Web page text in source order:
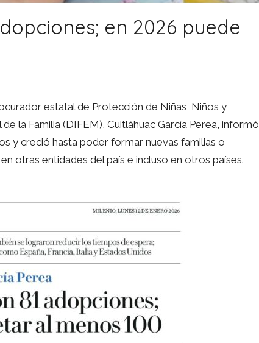
en 2026 puede
estatal de Protección de Niñas, Niños y
la Familia (DIFEM), Cuitláhuac García Perea, informó
y creció hasta poder formar nuevas familias o
otras entidades del país e incluso en otros países.